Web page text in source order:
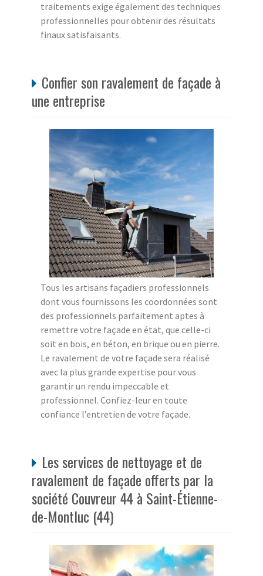
traitements exige également des techniques
professionnelles pour obtenir des résultats
finaux satisfaisants.
Confier son ravalement de façade à
une entreprise
Tous les artisans façadiers professionnels
dont vous fournissons les coordonnées sont
des professionnels parfaitement aptes à
remettre votre façade en état, que celle-ci
soit en bois, en béton, en brique ou en pierre.
Le ravalement de votre façade sera réalisé
avec la plus grande expertise pour vous
garantir un rendu impeccable et
professionnel. Confiez-leur en toute
confiance l’entretien de votre façade.
Les services de nettoyage et de
ravalement de façade offerts par la
société Couvreur 44 à Saint-Étienne-
de-Montluc (44)